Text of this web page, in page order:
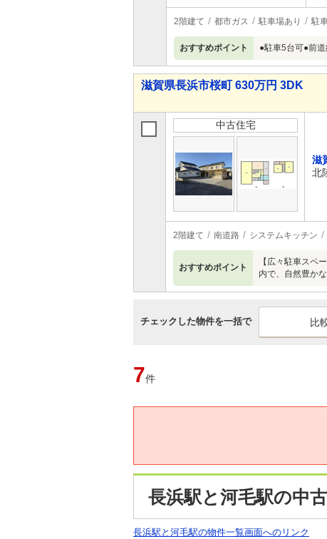
2階建て 都市ガス 駐車場あり 駐
おすすめポイント ●駐車5台可●前
滋賀県長浜市桜町 630万円 3DK
中古住宅
滋
北
2階建て 南道路 システムキッチン
おすすめポイント
【広々駐車スペ
内で、自然豊か
チェックした物件を一括で
7件
長浜駅と河毛駅の中
長浜駅と河毛駅の物件一覧画面へのリンク